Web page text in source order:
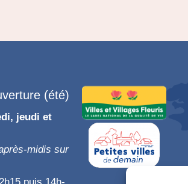
(été)
jeudi et
midis sur